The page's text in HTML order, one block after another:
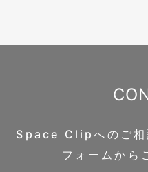
Space Clipへのご相
フォームから